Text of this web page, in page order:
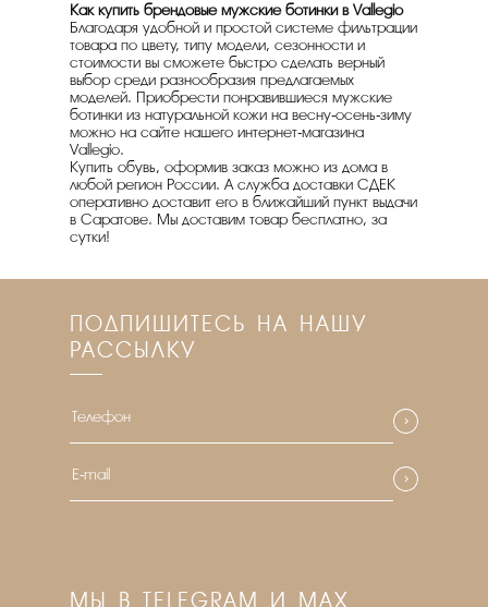
Как купить брендовые мужские ботинки в Vallegio
Благодаря удобной и простой системе фильтрации
товара по цвету, типу модели, сезонности и
стоимости вы сможете быстро сделать верный
выбор среди разнообразия предлагаемых
моделей. Приобрести понравившиеся мужские
ботинки из натуральной кожи на весну-осень-зиму
можно на сайте нашего интернет-магазина
Vallegio.
Купить обувь, оформив заказ можно из дома в
любой регион России. А служба доставки СДЕК
оперативно доставит его в ближайший пункт выдачи
в Саратове. Мы доставим товар бесплатно, за
сутки!
ПОДПИШИТЕСЬ НА НАШУ
РАССЫЛКУ
МЫ В TELEGRAM И MAX